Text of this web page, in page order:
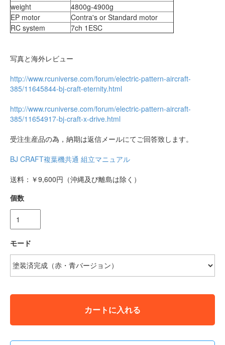
weight
4800g-4900g
EP motor
Contra's or Standard motor
RC system
7ch 1ESC
写真と海外レビュー
http://www.rcuniverse.com/forum/electric-pattern-aircraft-
385/11645844-bj-craft-eternity.html
http://www.rcuniverse.com/forum/electric-pattern-aircraft-
385/11654917-bj-craft-x-drive.html
受注生産品の為，納期は返信メールにてご回答致します。
BJ CRAFT複葉機共通 組立マニュアル
送料：￥9,600円（沖縄及び離島は除く）
個数
モード
カートに入れる